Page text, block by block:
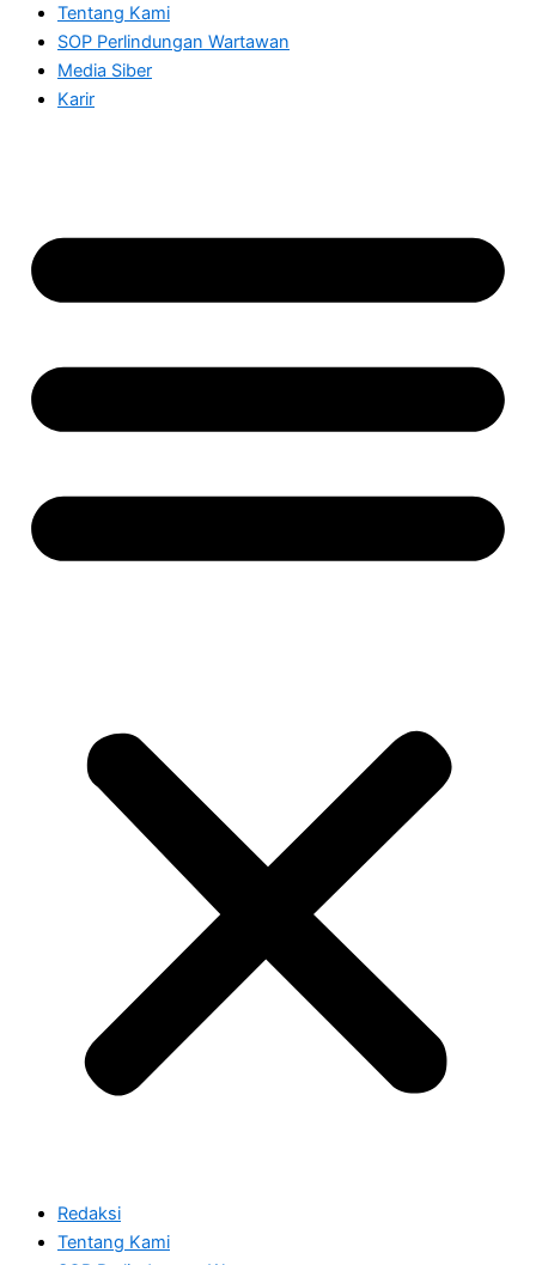
Tentang Kami
SOP Perlindungan Wartawan
Media Siber
Karir
Redaksi
Tentang Kami